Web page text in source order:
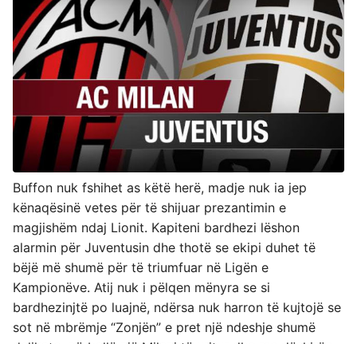
Buffon nuk fshihet as këtë herë, madje nuk ia jep
kënaqësinë vetes për të shijuar prezantimin e
magjishëm ndaj Lionit. Kapiteni bardhezi lëshon
alarmin për Juventusin dhe thotë se ekipi duhet të
bëjë më shumë për të triumfuar në Ligën e
Kampionëve. Atij nuk i pëlqen mënyra se si
bardhezinjtë po luajnë, ndërsa nuk harron të kujtojë se
sot në mbrëmje “Zonjën” e pret një ndeshje shumë